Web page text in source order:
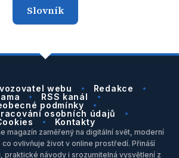
Slovník
webu
Redakce
RSS kanál
podmínky
osobních údajů
Kontakty
magazín zaměřený na digitální svět, moderní
ovlivňuje život v online prostředí. Přináší
praktické návody i srozumitelná vysvětlení z